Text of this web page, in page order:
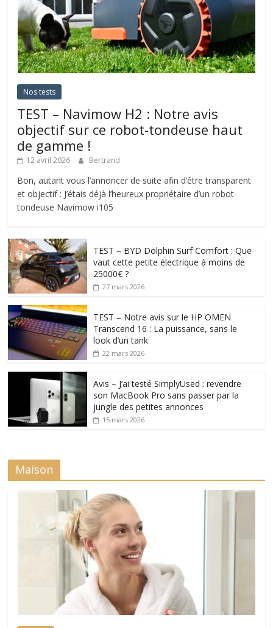
Nos tests
TEST – Navimow H2 : Notre avis
objectif sur ce robot-tondeuse haut
de gamme !
12 avril 2026 Bertrand
Bon, autant vous l’annoncer de suite afin d’être transparent
et objectif : J’étais déjà l’heureux propriétaire d’un robot-
tondeuse Navimow i105
TEST – BYD Dolphin Surf Comfort : Que
vaut cette petite électrique à moins de
25000€ ?
27 mars 2026
TEST – Notre avis sur le HP OMEN
Transcend 16 : La puissance, sans le
look d’un tank
22 mars 2026
Avis – J’ai testé SimplyUsed : revendre
son MacBook Pro sans passer par la
jungle des petites annonces
15 mars 2026
Maison